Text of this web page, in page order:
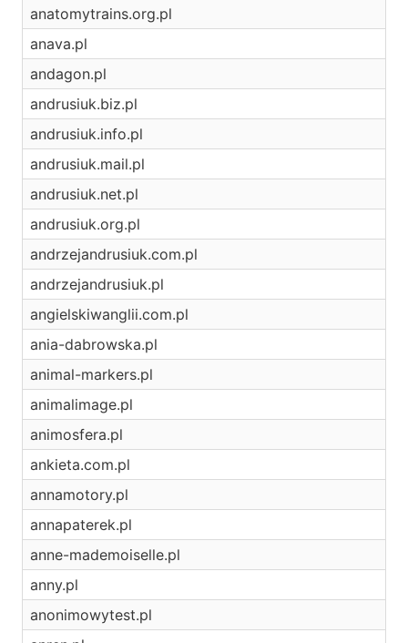
anatomytrains.org.pl
anava.pl
andagon.pl
andrusiuk.biz.pl
andrusiuk.info.pl
andrusiuk.mail.pl
andrusiuk.net.pl
andrusiuk.org.pl
andrzejandrusiuk.com.pl
andrzejandrusiuk.pl
angielskiwanglii.com.pl
ania-dabrowska.pl
animal-markers.pl
animalimage.pl
animosfera.pl
ankieta.com.pl
annamotory.pl
annapaterek.pl
anne-mademoiselle.pl
anny.pl
anonimowytest.pl